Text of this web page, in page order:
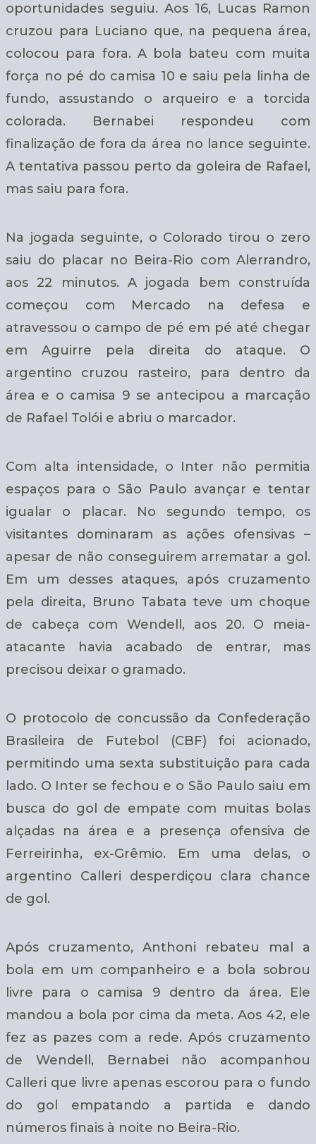
oportunidades seguiu. Aos 16, Lucas Ramon
cruzou para Luciano que, na pequena área,
colocou para fora. A bola bateu com muita
força no pé do camisa 10 e saiu pela linha de
fundo, assustando o arqueiro e a torcida
colorada. Bernabei respondeu com
finalização de fora da área no lance seguinte.
A tentativa passou perto da goleira de Rafael,
mas saiu para fora.
Na jogada seguinte, o Colorado tirou o zero
saiu do placar no Beira-Rio com Alerrandro,
aos 22 minutos. A jogada bem construída
começou com Mercado na defesa e
atravessou o campo de pé em pé até chegar
em Aguirre pela direita do ataque. O
argentino cruzou rasteiro, para dentro da
área e o camisa 9 se antecipou a marcação
de Rafael Tolói e abriu o marcador.
Com alta intensidade, o Inter não permitia
espaços para o São Paulo avançar e tentar
igualar o placar. No segundo tempo, os
visitantes dominaram as ações ofensivas –
apesar de não conseguirem arrematar a gol.
Em um desses ataques, após cruzamento
pela direita, Bruno Tabata teve um choque
de cabeça com Wendell, aos 20. O meia-
atacante havia acabado de entrar, mas
precisou deixar o gramado.
O protocolo de concussão da Confederação
Brasileira de Futebol (CBF) foi acionado,
permitindo uma sexta substituição para cada
lado. O Inter se fechou e o São Paulo saiu em
busca do gol de empate com muitas bolas
alçadas na área e a presença ofensiva de
Ferreirinha, ex-Grêmio. Em uma delas, o
argentino Calleri desperdiçou clara chance
de gol.
Após cruzamento, Anthoni rebateu mal a
bola em um companheiro e a bola sobrou
livre para o camisa 9 dentro da área. Ele
mandou a bola por cima da meta. Aos 42, ele
fez as pazes com a rede. Após cruzamento
de Wendell, Bernabei não acompanhou
Calleri que livre apenas escorou para o fundo
do gol empatando a partida e dando
números finais à noite no Beira-Rio.